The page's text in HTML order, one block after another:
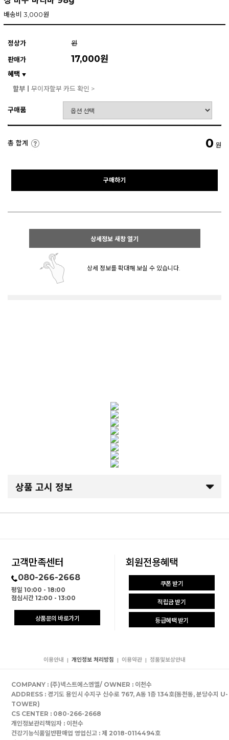
배송비 3,000원
정상가
원
판매가
17,000원
혜택 ▼
할부ㅣ 무이자할부 카드 확인 >
구매품
총 합계 0 원
구매하기
상세정보 새창 열기
상세 정보를 확대해 보실 수 있습니다.
상품 고시 정보
고객만족센터
080-266-2668
평일 10:00 - 18:00
점심시간 12:00 - 13:00
상품문의 바로가기
회원전용혜택
쿠폰 받기
적립금 받기
등급혜택 받기
이용안내 | 개인정보 처리방침 | 이용약관 | 정품및보상안내
COMPANY : (주)넥스트에스엔엘/ OWNER : 이천수
ADDRESS : 경기도 용인시 수지구 신수로 767, A동 1층 134호(동천동, 분당수지 U-
TOWER)
CS CENTER : 080-266-2668
개인정보관리책임자 : 이천수
건강기능식품일반판매업 영업신고 : 제 2018-0114494호